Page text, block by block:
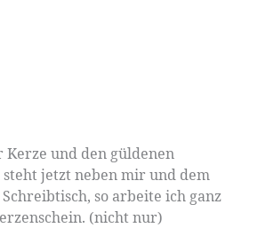
Kerze und den güldenen
jetzt neben mir und dem
so arbeite ich ganz
(nicht nur)